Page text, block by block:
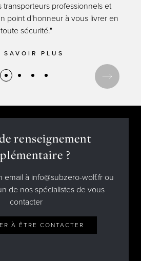
et Wolf?
transporteurs professionnels et
point d'honneur à vous livrer en
toute sécurité."
SAVOIR PLUS
renseignement
?
email à info@subzero-wolf.fr ou
de nos spécialistes de vous
contacter
À ÊTRE CONTACTER